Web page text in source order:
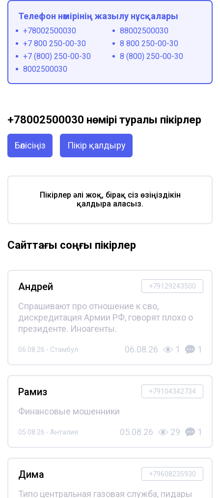
Телефон нөмірінің жазылу нұсқалары
+78002500030
88002500030
+7 800 250-00-30
8 800 250-00-30
+7 (800) 250-00-30
8 (800) 250-00-30
8002500030
+78002500030 нөмірі туралы пікірлер
Бөлісіңіз Пікір қалдыру
Пікірлер әлі жоқ, бірақ сіз өзіңіздікін
қалдыра аласыз.
Сайттағы соңғы пікірлер
+79129243500
Андрей
Спрашивают про отношение к сво,
дискредитация Армии РФ, говорят плохо о
президенте. Иноагенты.
06.08.26 - Стамбул 06.08.26 1 1
+79104342734
Рамиз
Финансовые мошенники
05.08.26 - Анталия 05.08.26 29 1
+79608235930
Дима
Типо центральная газовая служба, пидары